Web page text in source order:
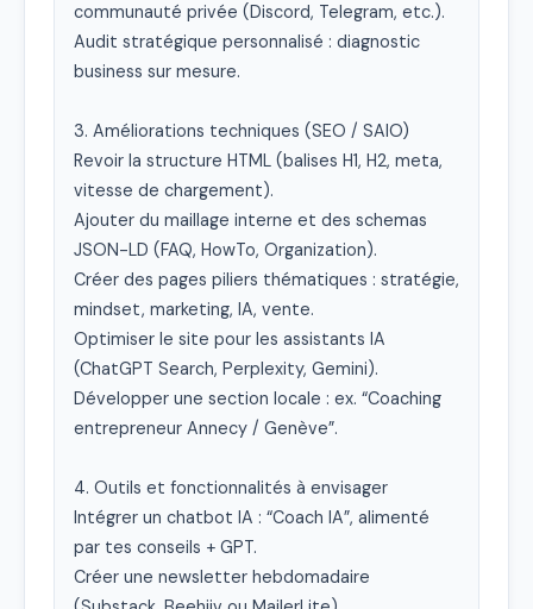
communauté privée (Discord, Telegram, etc.).
Audit stratégique personnalisé : diagnostic
business sur mesure.
3. Améliorations techniques (SEO / SAIO)
Revoir la structure HTML (balises H1, H2, meta,
vitesse de chargement).
Ajouter du maillage interne et des schemas
JSON-LD (FAQ, HowTo, Organization).
Créer des pages piliers thématiques : stratégie,
mindset, marketing, IA, vente.
Optimiser le site pour les assistants IA
(ChatGPT Search, Perplexity, Gemini).
Développer une section locale : ex. “Coaching
entrepreneur Annecy / Genève”.
4. Outils et fonctionnalités à envisager
Intégrer un chatbot IA : “Coach IA”, alimenté
par tes conseils + GPT.
Créer une newsletter hebdomadaire